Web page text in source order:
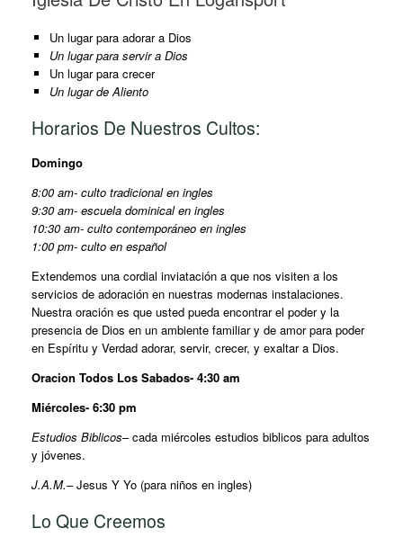
Un lugar para adorar a Dios
Un lugar para servir a Dios
Un lugar para crecer
Un lugar de Aliento
Horarios De Nuestros Cultos:
Domingo
8:00 am- culto tradicional en ingles
9:30 am- escuela dominical en ingles
10:30 am- culto contemporáneo en ingles
1:00 pm- culto en español
Extendemos una cordial inviatación a que nos visiten a los
servicios de adoración en nuestras modernas instalaciones.
Nuestra oración es que usted pueda encontrar el poder y la
presencia de Dios en un ambiente familiar y de amor para poder
en Espíritu y Verdad adorar, servir, crecer, y exaltar a Dios.
Oracion Todos Los Sabados- 4:30 am
Miércoles- 6:30 pm
Estudios Biblicos– cada miércoles estudios biblicos para adultos
y jóvenes.
J.A.M.– Jesus Y Yo (para niños en ingles)
Lo Que Creemos